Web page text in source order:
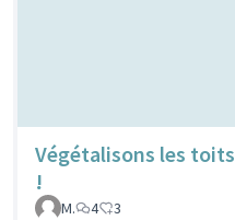
Végétalisons les toits
!
M.
4 3